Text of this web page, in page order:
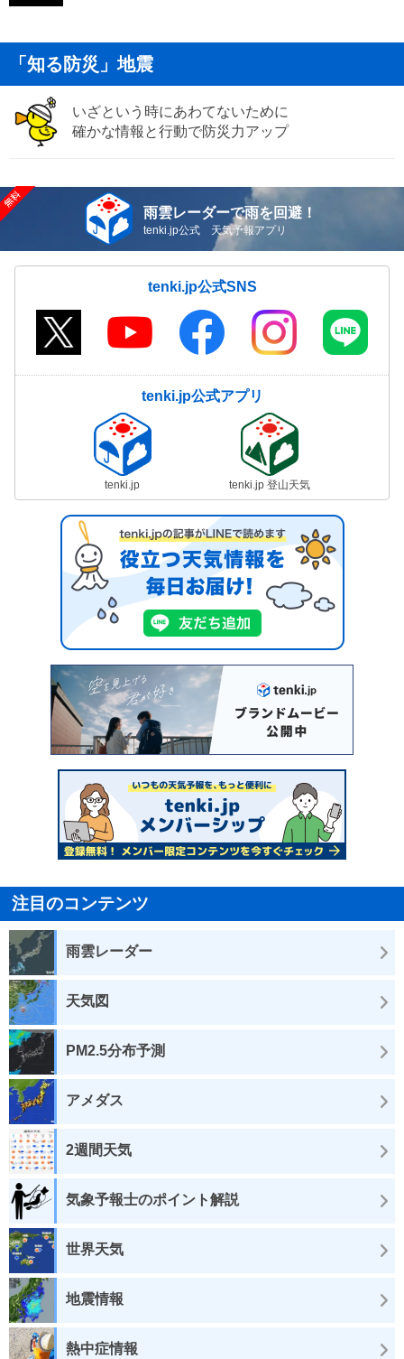
「知る防災」地震
いざという時にあわてないために
確かな情報と行動で防災力アップ
雨雲レーダーで雨を回避！
tenki.jp公式 天気予報アプリ
tenki.jp公式SNS
tenki.jp公式アプリ
tenki.jp tenki.jp 登山天気
注目のコンテンツ
雨雲レーダー
天気図
PM2.5分布予測
アメダス
2週間天気
気象予報士のポイント解説
世界天気
地震情報
熱中症情報